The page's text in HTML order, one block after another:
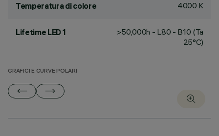
Temperatura di colore 4000 K
Lifetime LED 1
>50,000h - L80 - B10 (Ta
25°C)
GRAFICI E CURVE POLARI